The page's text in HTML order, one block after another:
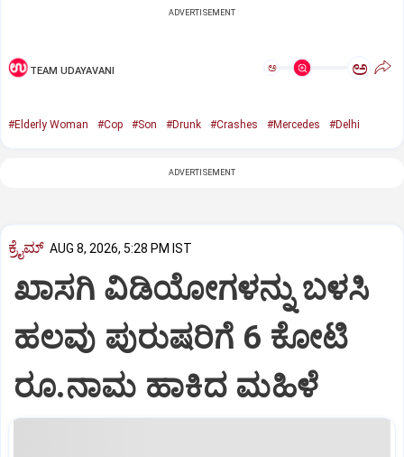
ADVERTISEMENT
TEAM UDAYAVANI ಅ ಅ
#Elderly Woman #Cop #Son #Drunk #Crashes #Mercedes #Delhi
ADVERTISEMENT
ಕ್ರೈಮ್ AUG 8, 2026, 5:28 PM IST
ಖಾಸಗಿ ವಿಡಿಯೋಗಳನ್ನು ಬಳಸಿ
ಹಲವು ಪುರುಷರಿಗೆ 6 ಕೋಟಿ
ರೂ.ನಾಮ ಹಾಕಿದ ಮಹಿಳೆ